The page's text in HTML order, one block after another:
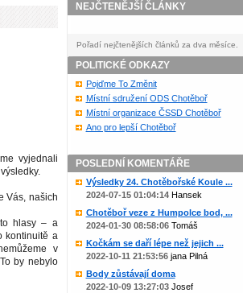
vyjednali
Vás, našich
hlasy – a
kontinuitě a
v
by nebylo
NEJČTENĚJŠÍ ČLÁNKY
Pořadí nejčtenějších článků za dva měsíce.
POLITICKÉ ODKAZY
Pojďme To Změnit
Místní sdružení ODS Chotěboř
Místní organizace ČSSD Chotěboř
Ano pro lepší Chotěboř
POSLEDNÍ KOMENTÁŘE
Výsledky 24. Chotěbořské Koule ...
2024-07-15 01:04:14Hansek
Chotěboř veze z Humpolce bod, ...
2024-01-30 08:58:06Tomáš
Kočkám se daří lépe než jejich ...
2022-10-11 21:53:56jana Pilná
Body zůstávají doma
2022-10-09 13:27:03Josef